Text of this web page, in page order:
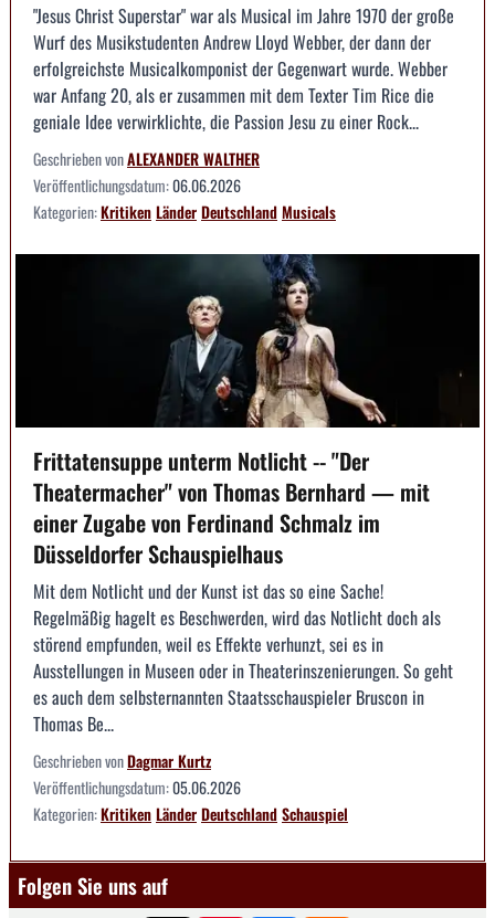
"Jesus Christ Superstar" war als Musical im Jahre 1970 der große
Wurf des Musikstudenten Andrew Lloyd Webber, der dann der
erfolgreichste Musicalkomponist der Gegenwart wurde. Webber
war Anfang 20, als er zusammen mit dem Texter Tim Rice die
geniale Idee verwirklichte, die Passion Jesu zu einer Rock...
Geschrieben vonALEXANDER WALTHER
Veröffentlichungsdatum:06.06.2026
Kategorien:KritikenLänderDeutschlandMusicals
Frittatensuppe unterm Notlicht -- "Der
Theatermacher" von Thomas Bernhard — mit
einer Zugabe von Ferdinand Schmalz im
Düsseldorfer Schauspielhaus
Mit dem Notlicht und der Kunst ist das so eine Sache!
Regelmäßig hagelt es Beschwerden, wird das Notlicht doch als
störend empfunden, weil es Effekte verhunzt, sei es in
Ausstellungen in Museen oder in Theaterinszenierungen. So geht
es auch dem selbsternannten Staatsschauspieler Bruscon in
Thomas Be...
Geschrieben vonDagmar Kurtz
Veröffentlichungsdatum:05.06.2026
Kategorien:KritikenLänderDeutschlandSchauspiel
Folgen Sie uns auf